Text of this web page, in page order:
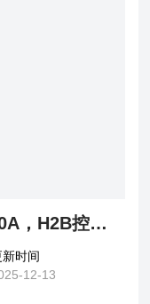
仪表显示器维修
新时间
12-13